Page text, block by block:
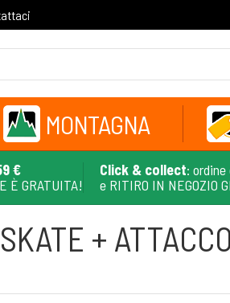
MONTAGNA
€
È GRATUITA!
Click & collect: ordine
e RITIRO IN NEGOZIO
+ ATTACCO